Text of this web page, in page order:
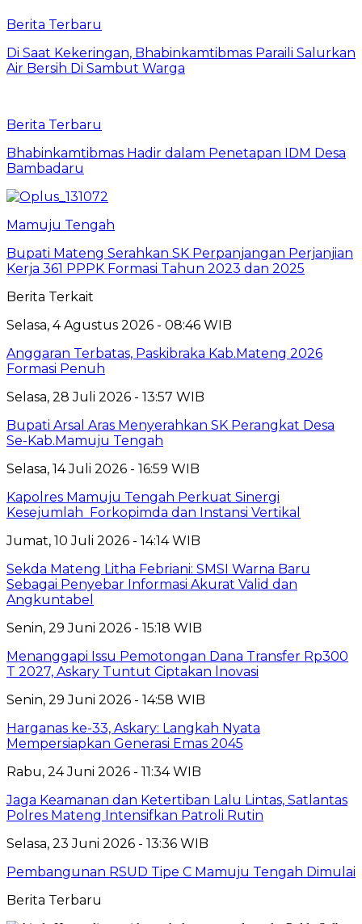
Berita Terbaru
Di Saat Kekeringan, Bhabinkamtibmas Paraili Salurkan
Air Bersih Di Sambut Warga
Berita Terbaru
Bhabinkamtibmas Hadir dalam Penetapan IDM Desa
Bambadaru
Mamuju Tengah
Bupati Mateng Serahkan SK Perpanjangan Perjanjian
Kerja 361 PPPK Formasi Tahun 2023 dan 2025
Berita Terkait
Selasa, 4 Agustus 2026 - 08:46 WIB
Anggaran Terbatas, Paskibraka Kab.Mateng 2026
Formasi Penuh
Selasa, 28 Juli 2026 - 13:57 WIB
Bupati Arsal Aras Menyerahkan SK Perangkat Desa
Se-Kab.Mamuju Tengah
Selasa, 14 Juli 2026 - 16:59 WIB
Kapolres Mamuju Tengah Perkuat Sinergi
Kesejumlah Forkopimda dan Instansi Vertikal
Jumat, 10 Juli 2026 - 14:14 WIB
Sekda Mateng Litha Febriani: SMSI Warna Baru
Sebagai Penyebar Informasi Akurat Valid dan
Angkuntabel
Senin, 29 Juni 2026 - 15:18 WIB
Menanggapi Issu Pemotongan Dana Transfer Rp300
T 2027, Askary Tuntut Ciptakan lnovasi
Senin, 29 Juni 2026 - 14:58 WIB
Harganas ke-33, Askary: Langkah Nyata
Mempersiapkan Generasi Emas 2045
Rabu, 24 Juni 2026 - 11:34 WIB
Jaga Keamanan dan Ketertiban Lalu Lintas, Satlantas
Polres Mateng Intensifkan Patroli Rutin
Selasa, 23 Juni 2026 - 13:36 WIB
Pembangunan RSUD Tipe C Mamuju Tengah Dimulai
Berita Terbaru